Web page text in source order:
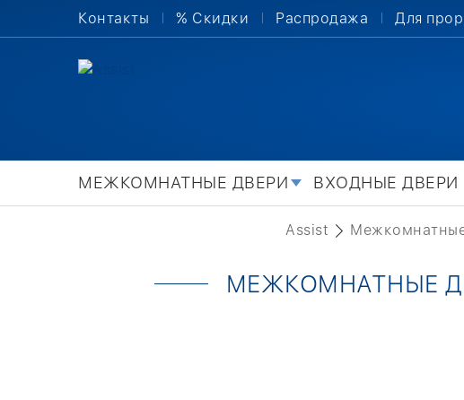
Контакты % Скидки Распродажа Для
МЕЖКОМНАТНЫЕ ДВЕРИ ВХОДНЫЕ ДВЕРИ
Assist
МЕЖКОМНАТНЫЕ